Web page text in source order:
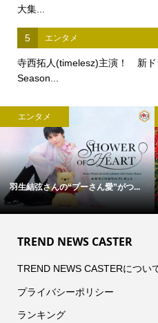
大集...
5 エンタメ
寺西拓人(timelesz)主演！ 新ド
Season...
エンタメ
羽生結弦さんの“プーさん愛”がつ...
TREND NEWS CASTER
TREND NEWS CASTERについ
プライバシーポリシー
ランキング